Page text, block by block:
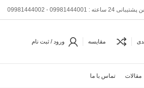
24 ساعته : 09981444001 - 09981444002
مقایسه ورود / ثبت نام
مقالات تماس با ما